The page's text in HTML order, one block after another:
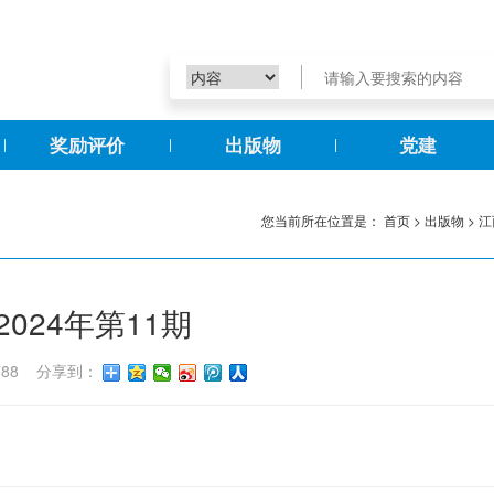
奖励评价 出版物 党建
您当前所在位置是： 首页 > 出版物 >
年第11期
分享到：